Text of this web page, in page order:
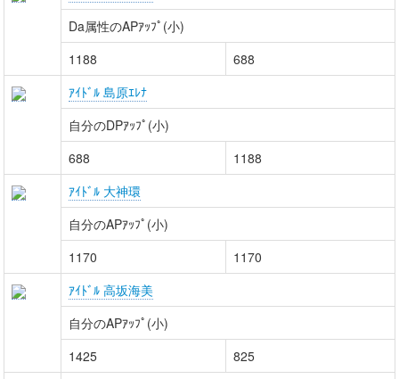
Da属性のAPｱｯﾌﾟ(小)
1188
688
ｱｲﾄﾞﾙ 島原ｴﾚﾅ
自分のDPｱｯﾌﾟ(小)
688
1188
ｱｲﾄﾞﾙ 大神環
自分のAPｱｯﾌﾟ(小)
1170
1170
ｱｲﾄﾞﾙ 高坂海美
自分のAPｱｯﾌﾟ(小)
1425
825